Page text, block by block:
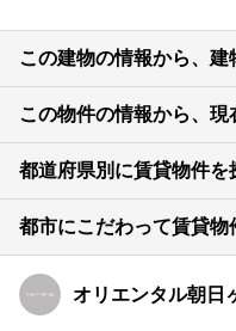
この建物の情報から、
この物件の情報から、
都道府県別に賃貸物件を
都市にこだわって賃貸物
オリエンタル朝日